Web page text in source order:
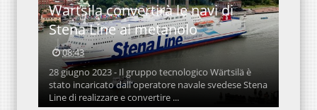
Wartsila convertirà le navi di
Stena Line al metanolo
08:43
28 giugno 2023 - Il gruppo tecnologico Wärtsilä è
stato incaricato dall'operatore navale svedese Stena
Line di realizzare e convertire ...